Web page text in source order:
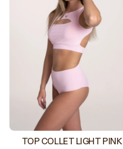
TOP COLLET LIGHT PINK